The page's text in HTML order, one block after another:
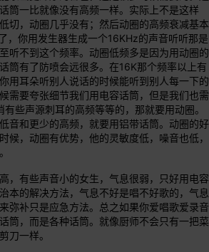
筒一比就像没有高频一样。实际上不是这样
切，动圈几乎没有；然后动圈的高频衰减基本
，你用发生器生成一个16KHz的声音听听那是
听不到这个频率。动圈低频多是因为用动圈的
筒有了防喷会远很多。在16K那个频率以上有
用耳朵听别人说话的时候能听到别人每一下的
需要夸张细节我们用电容话筒，但是我们也需
些声源刺耳的高频等等的，那就要用动圈。
音和更少的高频，就要用铝带话筒。动圈的好
候，动圈有优势，他的灵敏度低，噪音也低，
，有些声音小的女生，气息很弱，只好用电容
本的解决方法，气息不好是唱不好歌的，气息
弥补只是应急方法。总之如果你爱唱歌爱录音
筒，而是各种话筒。就像厨师不会只有一把菜
刀一样。